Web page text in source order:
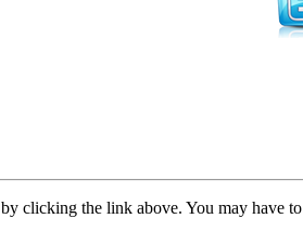
by clicking the link above. You may have to